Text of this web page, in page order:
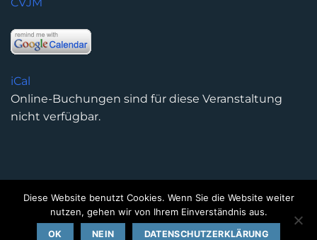
iCal
Online-Buchungen sind für diese Veranstaltung
nicht verfügbar.
DATENSCHUTZERKLÄRUNG IMPRESSUM KONTAKT
Copyright 2026 ©Kirchengemeinde Deilinghofen- Design
Diese Website benutzt Cookies. Wenn Sie die Website weiter
nutzen, gehen wir von Ihrem Einverständnis aus.
OK NEIN DATENSCHUTZERKLÄRUNG